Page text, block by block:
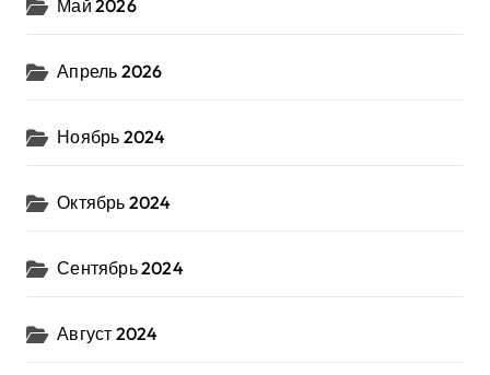
Май 2026
Апрель 2026
Ноябрь 2024
Октябрь 2024
Сентябрь 2024
Август 2024